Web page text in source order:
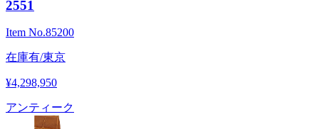
2551
Item No.85200
在庫有/東京
¥4,298,950
アンティーク